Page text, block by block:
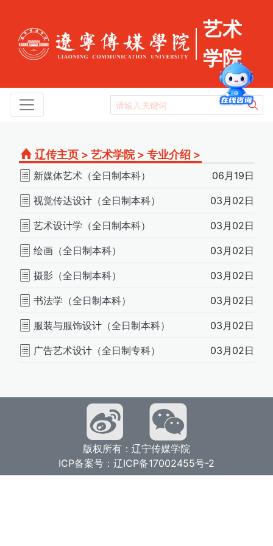
艺术
学院
辽传主页 > 艺术学院 > 专业介绍 >
新媒体艺术（全日制本科） 06月19日
视觉传达设计（全日制本科） 03月02日
艺术设计学（全日制本科） 03月02日
绘画（全日制本科） 03月02日
摄影（全日制本科） 03月02日
书法学（全日制本科） 03月02日
服装与服饰设计（全日制本科） 03月02日
广告艺术设计（全日制专科） 03月02日
版权所有：辽宁传媒学院
ICP备案号：辽ICP备17002455号-2